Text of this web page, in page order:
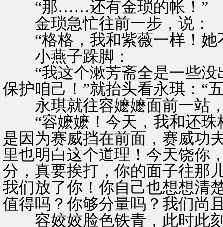
“那……还有金琐的帐！”
金琐急忙往前一步，说：
“格格，我和紫薇一样！她
小燕子跺脚：
“我这个漱芳斋全是一些没
保护咱己！”就抬头看永琪：“
永琪就往容嬷嬷面前一站
“容嬷嬷！今天，我和还珠
是因为赛威挡在前面，赛威功
里也明白这个道理！今天饶你
分，真要挨打，你的面子往那
我们放了你！你自己也想想清
值得吗？你够分量吗？我们尚
容姣姣脸色铁青，此时此刻